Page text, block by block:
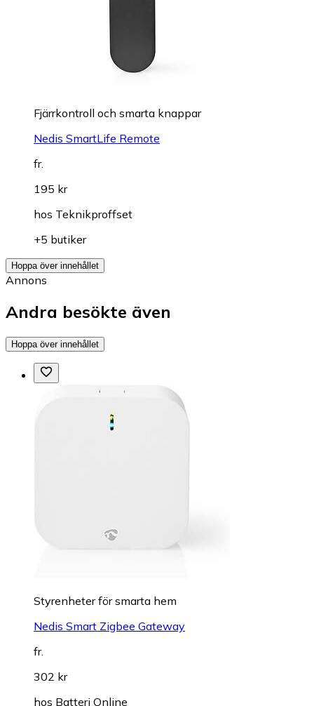
Fjärrkontroll och smarta knappar
Nedis SmartLife Remote
fr.
195 kr
hos Teknikproffset
+5 butiker
Hoppa över innehållet
Annons
Andra besökte även
Hoppa över innehållet
Styrenheter för smarta hem
Nedis Smart Zigbee Gateway
fr.
302 kr
hos Batteri Online